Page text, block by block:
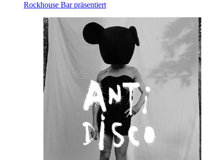
Rockhouse Bar präsentiert